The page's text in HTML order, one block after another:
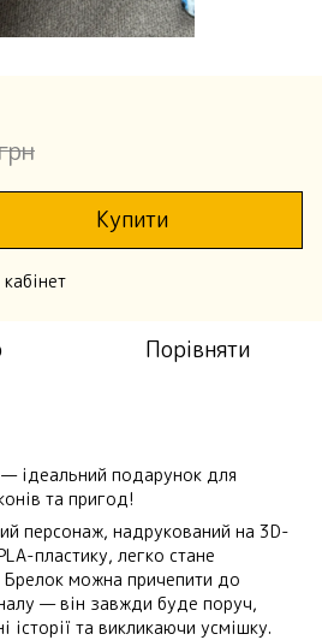
Купити
Порівняти
ідеальний подарунок для
та пригод!
персонаж, надрукований на 3D-
пластику, легко стане
можна причепити до
— він завжди буде поруч,
та викликаючи усмішку.